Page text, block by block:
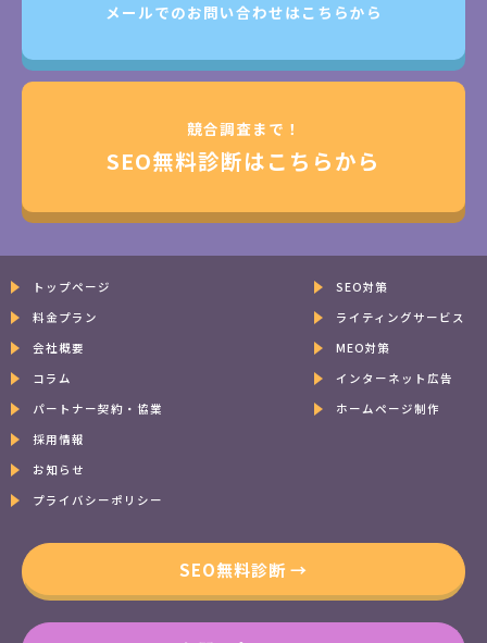
メールでのお問い合わせはこちらから
競合調査まで！
SEO無料診断はこちらから
トップページ
料金プラン
会社概要
コラム
パートナー契約・協業
採用情報
お知らせ
プライバシーポリシー
SEO対策
ライティングサービス
MEO対策
インターネット広告
ホームページ制作
SEO無料診断 →